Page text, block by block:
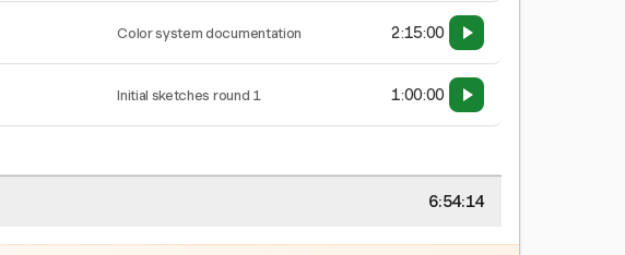
Color system documentation 2:15:00
Initial sketches round 1 1:00:00
6:54:14